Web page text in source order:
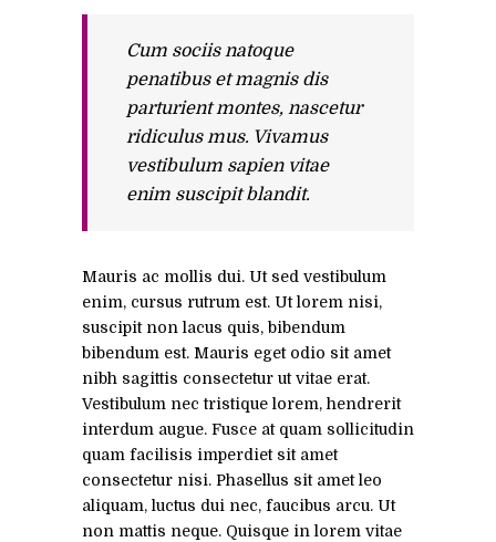
Cum sociis natoque
penatibus et magnis dis
parturient montes, nascetur
ridiculus mus. Vivamus
vestibulum sapien vitae
enim suscipit blandit.
Mauris ac mollis dui. Ut sed vestibulum
enim, cursus rutrum est. Ut lorem nisi,
suscipit non lacus quis, bibendum
bibendum est. Mauris eget odio sit amet
nibh sagittis consectetur ut vitae erat.
Vestibulum nec tristique lorem, hendrerit
interdum augue. Fusce at quam sollicitudin
quam facilisis imperdiet sit amet
consectetur nisi. Phasellus sit amet leo
aliquam, luctus dui nec, faucibus arcu. Ut
non mattis neque. Quisque in lorem vitae